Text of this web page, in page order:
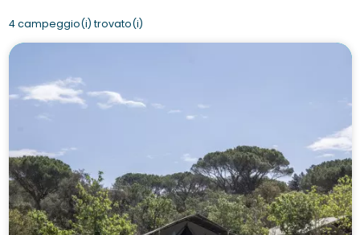
4 campeggio(i) trovato(i)